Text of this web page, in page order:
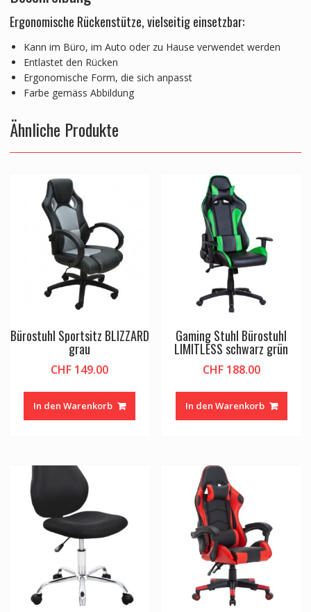
Ergonomische Rückenstütze, vielseitig einsetzbar:
Kann im Büro, im Auto oder zu Hause verwendet werden
Entlastet den Rücken
Ergonomische Form, die sich anpasst
Farbe gemäss Abbildung
Ähnliche Produkte
Bürostuhl Sportsitz BLIZZARD
grau
CHF 149.00
In den Warenkorb
Gaming Stuhl Bürostuhl
LIMITLESS schwarz grün
CHF188.00
In den Warenkorb